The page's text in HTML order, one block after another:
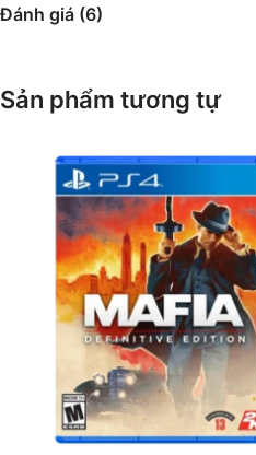
Đánh giá (6)
Sản phẩm tương tự